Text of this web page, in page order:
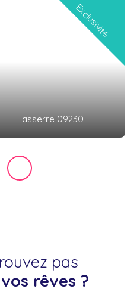
Lasserre 09230
Exclusivité
pas
rêves ?